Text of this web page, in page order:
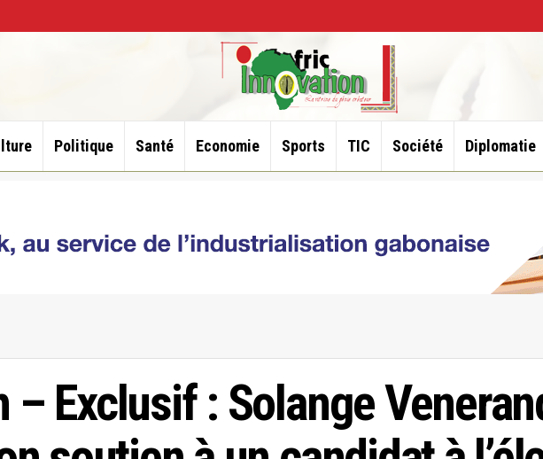
Politique Santé Economie Sports TIC Société Diplomatie
– Exclusif : Solange